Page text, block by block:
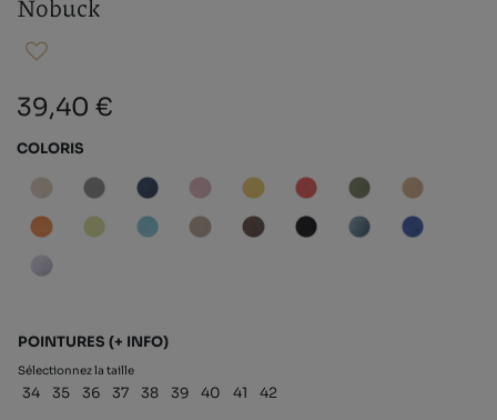
Nobuck
39,40 €
COLORIS
POINTURES (+ INFO)
Sélectionnez la taille
34 35 36 37 38 39 40 41 42